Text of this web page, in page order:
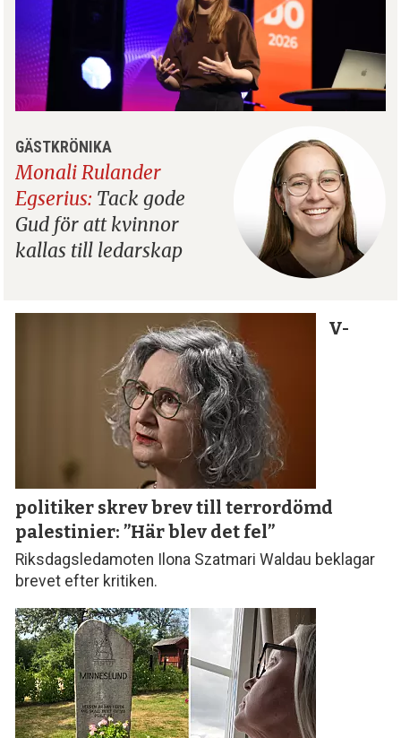
GÄSTKRÖNIKA
Monali Rulander
Egserius: Tack gode
Gud för att kvinnor
kallas till ledarskap
V-
politiker skrev brev till terror­dömd
palestinier: ”Här blev det fel”
Riksdagsledamoten Ilona Szatmari Waldau beklagar
brevet efter kritiken.